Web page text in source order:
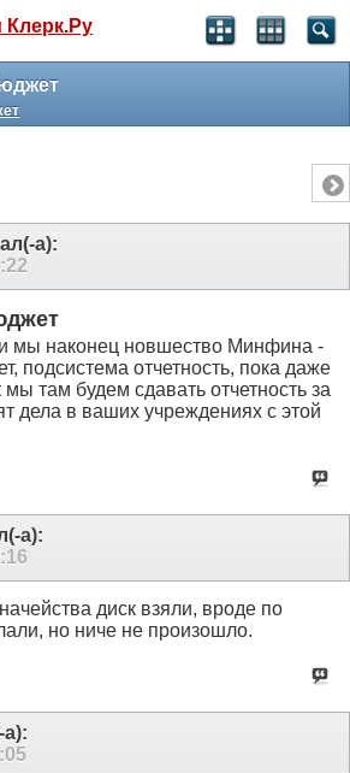
Клерк без рекламы
а):
мы наконец новшество Минфина -
подсистема отчетность, пока даже
там будем сдавать отчетность за
дела в ваших учреждениях с этой
а):
диск взяли, вроде по
но ниче не произошло.
а):